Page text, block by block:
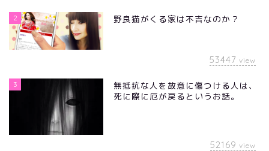
2 野良猫がくる家は不吉なのか？
53447 view
3
無抵抗な人を故意に傷つける人は、
死に際に厄が戻るというお話。
52169 view